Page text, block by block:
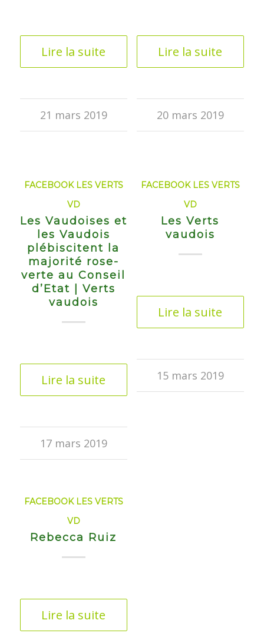
Lire la suite
21 mars 2019
Lire la suite
20 mars 2019
FACEBOOK LES VERTS
VD
Les Vaudoises et
les Vaudois
plébiscitent la
majorité rose-
verte au Conseil
d’Etat | Verts
vaudois
Lire la suite
17 mars 2019
FACEBOOK LES VERTS
VD
Les Verts
vaudois
Lire la suite
15 mars 2019
FACEBOOK LES VERTS
VD
Rebecca Ruiz
Lire la suite